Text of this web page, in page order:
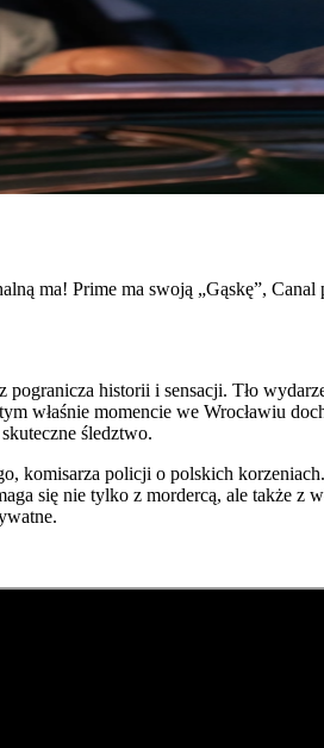
ma! Prime ma swoją „Gąskę”,
pogranicza historii i sensacji. Tło
właśnie momencie we Wrocławiu
śledztwo.
komisarza policji o polskich
się nie tylko z mordercą, ale także